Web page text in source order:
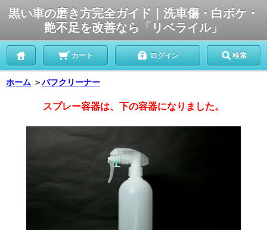
黒い車の磨き方完全ガイド｜洗車傷・白ボケ・
艶不足を改善なら「リベライル」
カート ログイン 検索
ホーム ＞バフクリーナー
スプレー容器は、下の容器になりました。